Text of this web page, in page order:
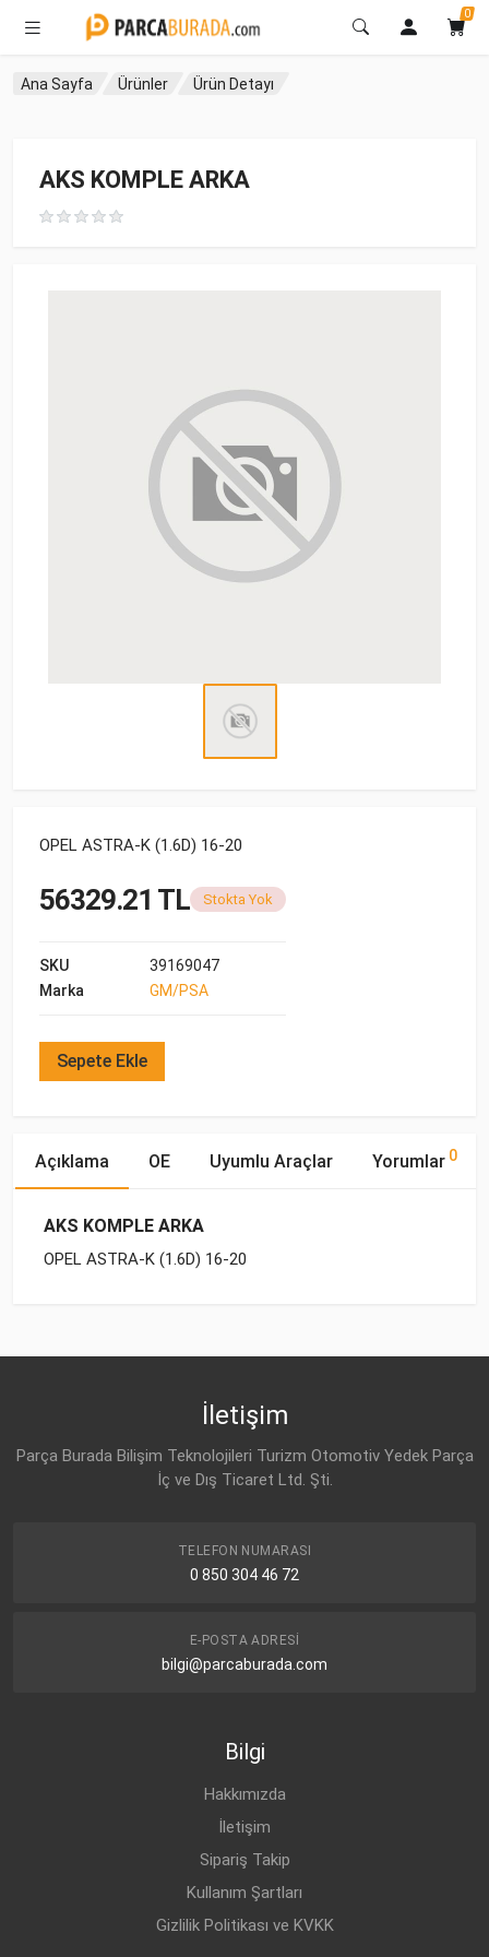
0
Ana Sayfa Ürünler Ürün Detayı
AKS KOMPLE ARKA
OPEL ASTRA-K (1.6D) 16-20
56329.21 TL Stokta Yok
SKU
39169047
Marka
GM/PSA
Sepete Ekle
Açıklama OE Uyumlu Araçlar Yorumlar 0
AKS KOMPLE ARKA
OPEL ASTRA-K (1.6D) 16-20
İletişim
Parça Burada Bilişim Teknolojileri Turizm Otomotiv Yedek Parça
İç ve Dış Ticaret Ltd. Şti.
TELEFON NUMARASI
0 850 304 46 72
E-POSTA ADRESI
bilgi@parcaburada.com
Bilgi
Hakkımızda
İletişim
Sipariş Takip
Kullanım Şartları
Gizlilik Politikası ve KVKK